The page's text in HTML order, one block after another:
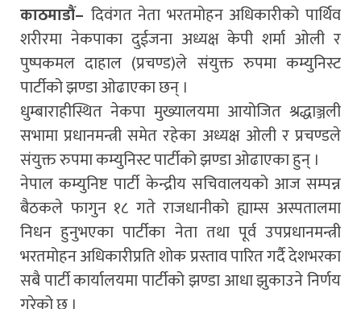
काठमाडौं– दिवंगत नेता भरतमोहन अधिकारीको पार्थिव
शरीरमा नेकपाका दुईजना अध्यक्ष केपी शर्मा ओली र
पुष्पकमल दाहाल (प्रचण्ड)ले संयुक्त रुपमा कम्युनिस्ट
पार्टीको झण्डा ओढाएका छन् ।
धुम्बाराहीस्थित नेकपा मुख्यालयमा आयोजित श्रद्धाञ्जली
सभामा प्रधानमन्त्री समेत रहेका अध्यक्ष ओली र प्रचण्डले
संयुक्त रुपमा कम्युनिस्ट पार्टीको झण्डा ओढाएका हुन् ।
नेपाल कम्युनिष्ट पार्टी केन्द्रीय सचिवालयको आज सम्पन्न
बैठकले फागुन १८ गते राजधानीको ह्याम्स अस्पतालमा
निधन हुनुभएका पार्टीका नेता तथा पूर्व उपप्रधानमन्त्री
भरतमोहन अधिकारीप्रति शोक प्रस्ताव पारित गर्दै देशभरका
सबै पार्टी कार्यालयमा पार्टीको झण्डा आधा झुकाउने निर्णय